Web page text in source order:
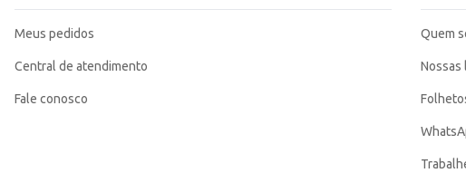
Meus pedidos
Central de atendimento
Fale conosco
Quem
Nossas